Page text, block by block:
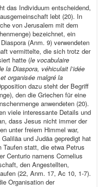
das Individuum entscheidend,
lebt (20). In
von Jerusalem mit dem
bezeichnet, ein
(Anm. 9) verwendeten
vermittelte, die sich trotz der
hatte (le vocabulaire
la Diaspora, véhiculait l’idée
organisée malgré la
dazu steht der Begriff
den die Griechen für eine
anwendeten (20).
viele interessante Details und
dass Jesus nicht immer der
unter freiem Himmel war,
und Judäa gepredigt hat
Taufen statt, die etwa Petrus
Centurio namens Cornelius
den Angestellten,
(22, Anm. 17, Ac 10, 1-7).
Organisation der